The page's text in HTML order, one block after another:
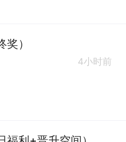
）
4小时前